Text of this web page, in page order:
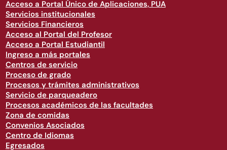
Acceso a Portal Único de Aplicaciones, PUA
Servicios institucionales
Servicios Financieros
Acceso al Portal del Profesor
Acceso a Portal Estudiantil
Ingreso a más portales
Centros de servicio
Proceso de grado
Procesos y trámites administrativos
Servicio de parqueadero
Procesos académicos de las facultades
Zona de comidas
Convenios Asociados
Centro de Idiomas
Egresados